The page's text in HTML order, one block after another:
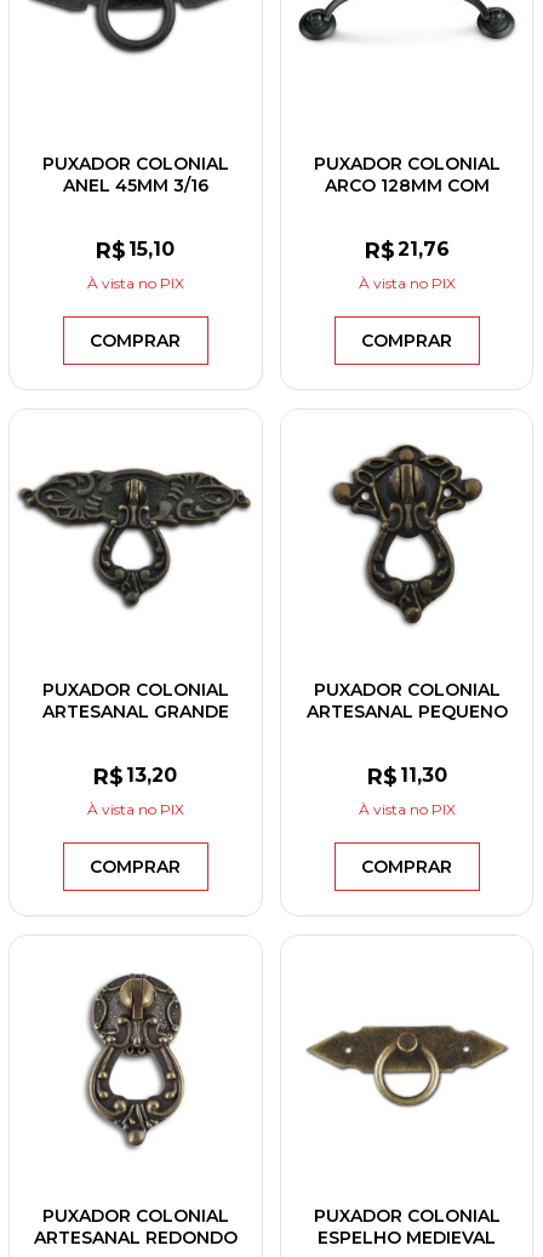
PUXADOR COLONIAL
ANEL 45MM 3/16
R$ 15,10
À vista no PIX
COMPRAR
PUXADOR COLONIAL
ARCO 128MM COM
R$21,76
À vista no PIX
COMPRAR
PUXADOR COLONIAL
ARTESANAL GRANDE
R$ 13,20
À vista no PIX
COMPRAR
PUXADOR COLONIAL
ARTESANAL PEQUENO
R$ 11,30
À vista no PIX
COMPRAR
PUXADOR COLONIAL
ARTESANAL REDONDO
PUXADOR COLONIAL
ESPELHO MEDIEVAL